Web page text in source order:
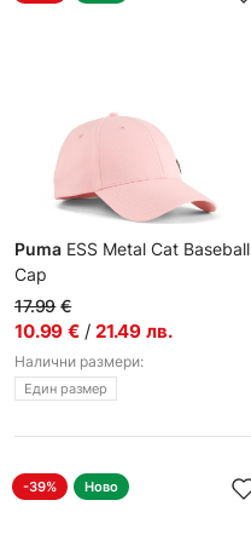
Puma ESS Metal Cat Baseball
Cap
Шапка
17.99 €
10.99 € / 21.49 лв.
Налични размери:
Един размер
-39% Ново